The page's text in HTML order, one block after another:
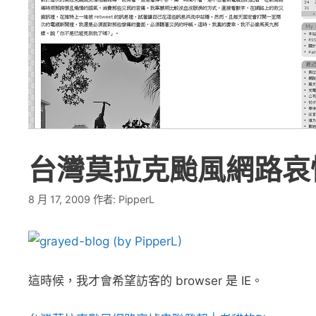
台灣莫拉克颱風網路
8 月 17, 2009 作者: PipperL
這時候，我才會希望訪客的 browser 是 IE。